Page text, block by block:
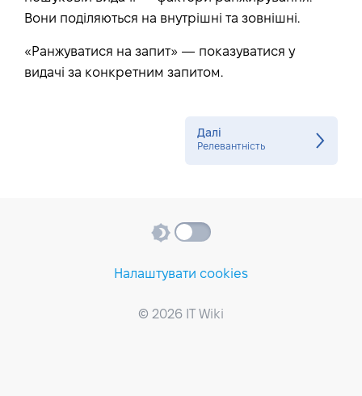
Вони поділяються на внутрішні та зовнішні.
«Ранжуватися на запит» — показуватися у
видачі за конкретним запитом.
Далі
Релевантність
Налаштувати cookies
© 2026 IT Wiki